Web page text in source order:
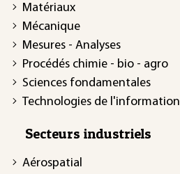
Matériaux
Mécanique
Mesures - Analyses
Procédés chimie - bio - agro
Sciences fondamentales
Technologies de l'information
Secteurs industriels
Aérospatial